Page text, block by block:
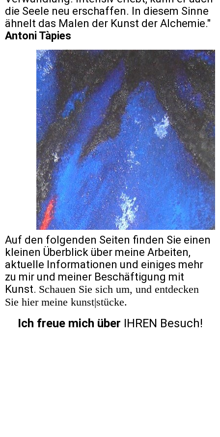
die Seele neu erschaffen. In diesem Sinne
ähnelt das Malen der Kunst der Alchemie."
Antoni Tàpies
Auf den folgenden Seiten finden Sie einen
kleinen Überblick über meine Arbeiten,
aktuelle Informationen und einiges mehr
zu mir und meiner Beschäftigung mit
Kunst. Schauen Sie sich um, und entdecken
Sie hier meine kunst|stücke.
Ich freue mich über IHREN Besuch!